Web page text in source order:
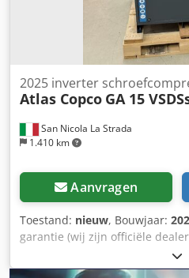
San Nicola La Strada
1.410 km
2025 inverter
Atlas Copco GA 15
Aanvragen
Toestand: nieuw, Bouwjaar:
garantie (wij zijn officiële
Adviesprijs 25441 euro.
Atlas Copco droger